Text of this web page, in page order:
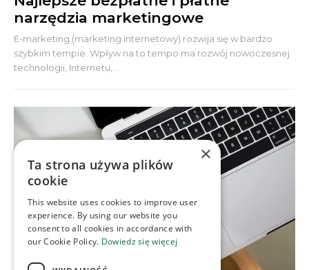
narzędzia marketingowe
E-marketing (marketing internetowy) rozwija się w bardzo
szybkim tempie. Wpływ na to tempo ma rozwój nowoczesnej
technologii, Internetu,...
×
Ta strona używa plików
cookie
This website uses cookies to improve user
experience. By using our website you
consent to all cookies in accordance with
our Cookie Policy. Dowiedz się więcej